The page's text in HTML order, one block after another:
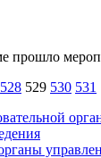
прошло
528 529 530 531